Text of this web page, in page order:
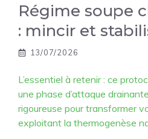
Régime soupe
: mincir et
13/07/2026
L’essentiel à retenir : ce
une phase d’attaque
rigoureuse pour transformer
exploitant la thermogenèse